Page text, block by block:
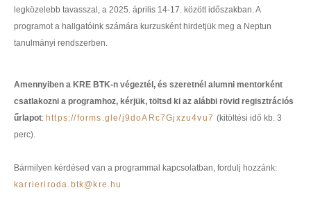
Jegyzet
ÁJK Kari kiadványok
legközelebb tavasszal, a 2025. április 14-17. között időszakban. A
programot a hallgatóink számára kurzusként hirdetjük meg a Neptun
tanulmányi rendszerben.
Amennyiben a KRE BTK-n végeztél, és szeretnél alumni mentorként
csatlakozni a programhoz, kérjük, töltsd ki az alábbi rövid regisztrációs
űrlapot: https://forms.gle/j9doARc7Gjxzu4vu7(kitöltési idő kb. 3
perc).
Bármilyen kérdésed van a programmal kapcsolatban, fordulj hozzánk:
karrieriroda.btk@kre.hu